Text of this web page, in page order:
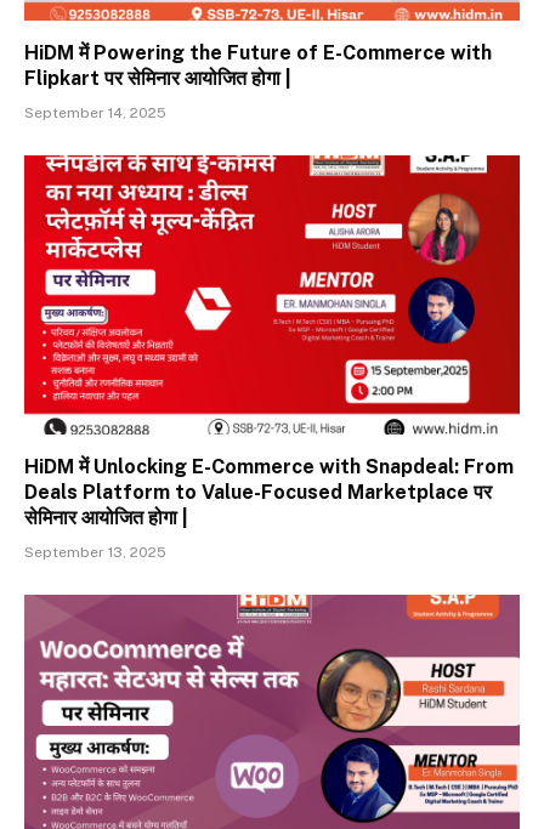
HiDM में Powering the Future of E-Commerce with
Flipkart पर सेमिनार आयोजित होगा |
September 14, 2025
HiDM में Unlocking E-Commerce with Snapdeal: From
Deals Platform to Value-Focused Marketplace पर
सेमिनार आयोजित होगा |
September 13, 2025